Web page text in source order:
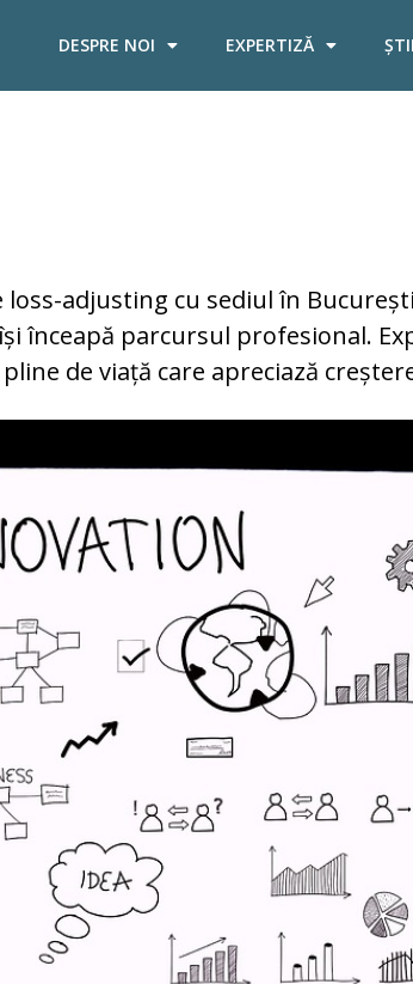
DESPRE NOI EXPERTIZĂ
adjusting cu sediul în
înceapă parcursul profesional.
de viață care apreciază